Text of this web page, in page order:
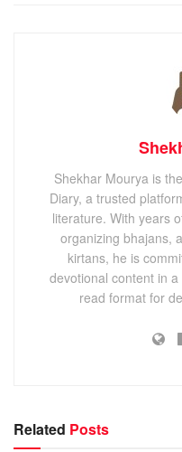
Shekhar Mourya is
Diary, a trusted
literature. With years
organizing bhajans,
kirtans, he is
devotional content in
read format for
Related Posts